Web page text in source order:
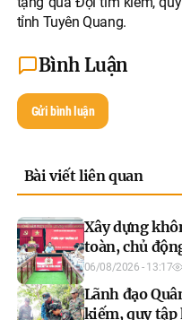
tỉnh Tuyên Quang.
Bình Luận
Gửi bình luận
Bài viết liên quan
Xây dựng
toàn, chủ
06/08/2026 - 13:17
Lãnh đạo
kiếm, quy tập